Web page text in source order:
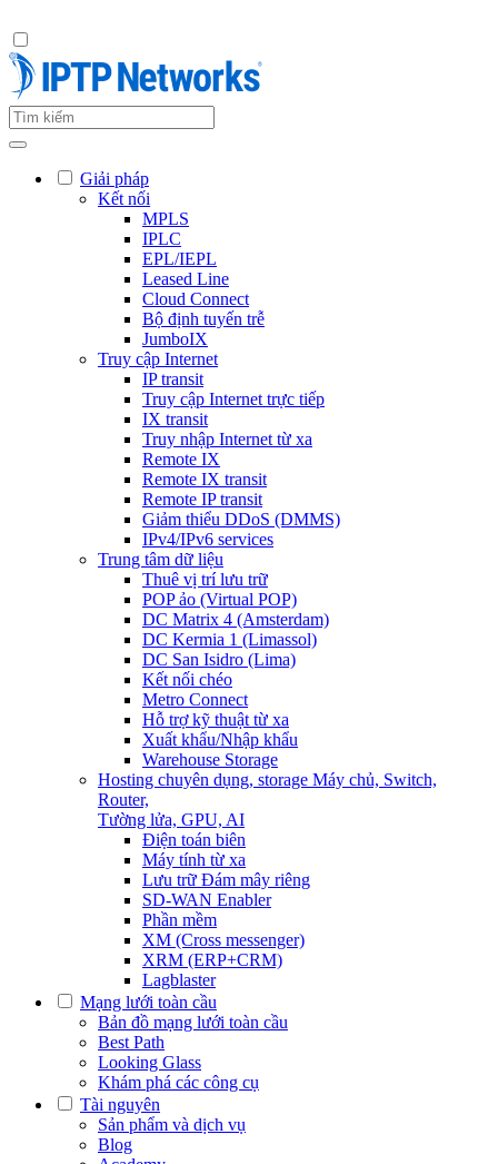
Giải pháp
Kết nối
MPLS
IPLC
EPL/IEPL
Leased Line
Cloud Connect
Bộ định tuyến trễ
JumboIX
Truy cập Internet
IP transit
Truy cập Internet trực tiếp
IX transit
Truy nhập Internet từ xa
Remote IX
Remote IX transit
Remote IP transit
Giảm thiểu DDoS (DMMS)
IPv4/IPv6 services
Trung tâm dữ liệu
Thuê vị trí lưu trữ
POP ảo (Virtual POP)
DC Matrix 4 (Amsterdam)
DC Kermia 1 (Limassol)
DC San Isidro (Lima)
Kết nối chéo
Metro Connect
Hỗ trợ kỹ thuật từ xa
Xuất khẩu/Nhập khẩu
Warehouse Storage
Hosting chuyên dụng, storage Máy chủ, Switch,
Router,
Tường lửa, GPU, AI
Điện toán biên
Máy tính từ xa
Lưu trữ Đám mây riêng
SD-WAN Enabler
Phần mềm
XM (Cross messenger)
XRM (ERP+CRM)
Lagblaster
Mạng lưới toàn cầu
Bản đồ mạng lưới toàn cầu
Best Path
Looking Glass
Khám phá các công cụ
Tài nguyên
Sản phẩm và dịch vụ
Blog